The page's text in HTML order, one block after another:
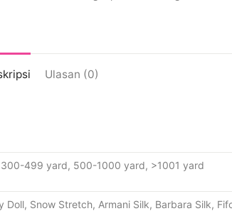
Ulasan (0)
499 yard, 500-1000 yard, >1001 yard
Snow Stretch, Armani Silk, Barbara Silk,